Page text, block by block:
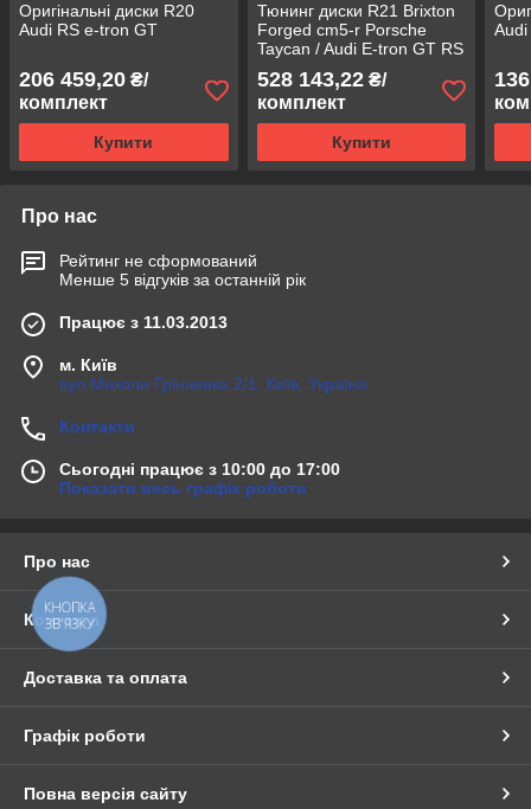
Оригінальні диски R20
Audi RS e-tron GT
206 459,20 ₴/
комплект
Купити
Тюнинг диски R21 Brixton
Forged cm5-r Porsche
Taycan / Audi E-tron GT RS
528 143,22₴/
комплект
Купити
Про нас
Рейтинг не сформований
Менше 5 відгуків за останній рік
Працює з 11.03.2013
м. Київ
вул.Миколи Грінченка 2/1, Київ, Україна
Контакти
Сьогодні працює з 10:00 до 17:00
Показати весь графік роботи
Про нас
Контакти
Доставка та оплата
Графік роботи
Повна версія сайту
КНОПКА
ЗВ'ЯЗКУ